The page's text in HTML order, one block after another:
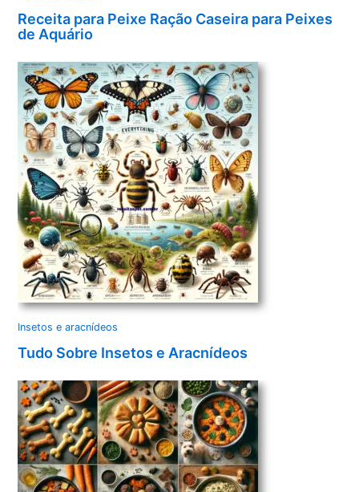
Receita para Peixe Ração Caseira para Peixes
de Aquário
Insetos e aracnídeos
Tudo Sobre Insetos e Aracnídeos